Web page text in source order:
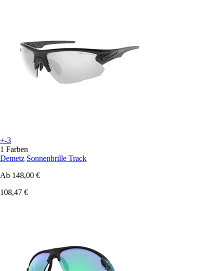
+-3
1 Farben
Demetz Sonnenbrille Track
Ab 148,00 €
108,47 €